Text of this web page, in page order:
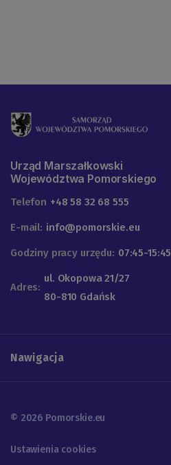
Urząd Marszałkowski
Województwa Pomorskiego
Telefon +48 58 32 68 555
E-mail: info@pomorskie.eu
Godziny pracy urzędu: 07:45-15:45
Adres:
ul. Okopowa 21/27
80-810 Gdańsk
Nawigacja
© 2026 Pomorskie.eu
Ustawienia cookies